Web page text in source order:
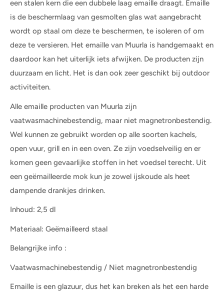
een stalen kern die een dubbele laag emaille draagt. Emaille
is de beschermlaag van gesmolten glas wat aangebracht
wordt op staal om deze te beschermen, te isoleren of om
deze te versieren. Het emaille van Muurla is handgemaakt en
daardoor kan het uiterlijk iets afwijken. De producten zijn
duurzaam en licht. Het is dan ook zeer geschikt bij outdoor
activiteiten.
Alle emaille producten van Muurla zijn
vaatwasmachinebestendig, maar niet magnetronbestendig.
Wel kunnen ze gebruikt worden op alle soorten kachels,
open vuur, grill en in een oven. Ze zijn voedselveilig en er
komen geen gevaarlijke stoffen in het voedsel terecht. Uit
een geëmailleerde mok kun je zowel ijskoude als heet
dampende drankjes drinken.
Inhoud: 2,5 dl
Materiaal: Geëmailleerd staal
Belangrijke info :
Vaatwasmachinebestendig / Niet magnetronbestendig
Emaille is een glazuur, dus het kan breken als het een harde